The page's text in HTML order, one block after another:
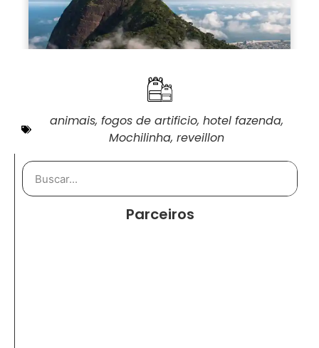
animais, fogos de artificio, hotel fazenda,
Mochilinha, reveillon
Parceiros